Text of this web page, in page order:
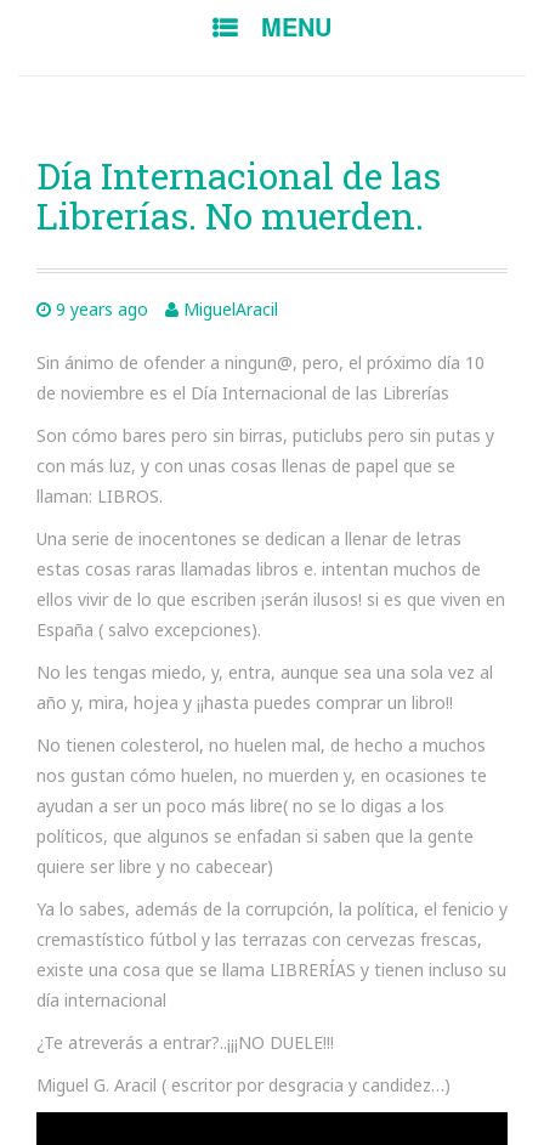
MENU
Día Internacional de las
Librerías. No muerden.
9 years ago MiguelAracil
Sin ánimo de ofender a ningun@, pero, el próximo día 10
de noviembre es el Día Internacional de las Librerías
Son cómo bares pero sin birras, puticlubs pero sin putas y
con más luz, y con unas cosas llenas de papel que se
llaman: LIBROS.
Una serie de inocentones se dedican a llenar de letras
estas cosas raras llamadas libros e. intentan muchos de
ellos vivir de lo que escriben ¡serán ilusos! si es que viven en
España ( salvo excepciones).
No les tengas miedo, y, entra, aunque sea una sola vez al
año y, mira, hojea y ¡¡hasta puedes comprar un libro!!
No tienen colesterol, no huelen mal, de hecho a muchos
nos gustan cómo huelen, no muerden y, en ocasiones te
ayudan a ser un poco más libre( no se lo digas a los
políticos, que algunos se enfadan si saben que la gente
quiere ser libre y no cabecear)
Ya lo sabes, además de la corrupción, la política, el fenicio y
cremastístico fútbol y las terrazas con cervezas frescas,
existe una cosa que se llama LIBRERÍAS y tienen incluso su
día internacional
¿Te atreverás a entrar?..¡¡¡NO DUELE!!!
Miguel G. Aracil ( escritor por desgracia y candidez…)